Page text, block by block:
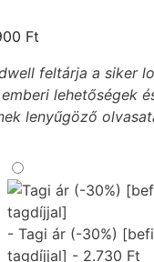
Ft
-
3.900 Ft
feltárja a siker
lehetőségek
lenyűgöző
- Tagi ár (-30%)
tagdíjjal] - 2.730 Ft